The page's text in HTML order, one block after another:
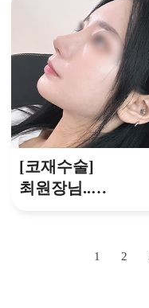
역시 수준급!
[코재수술]
최원장님..
심지어 수술한
1 2